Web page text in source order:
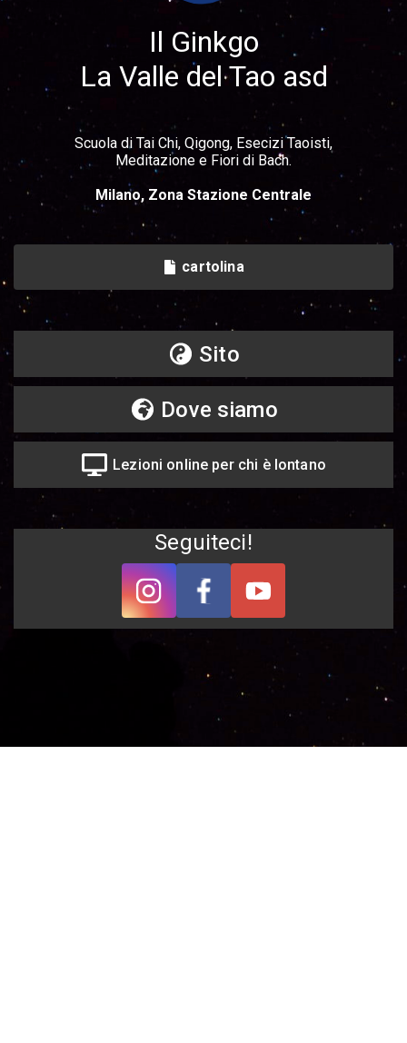
Il Ginkgo
La Valle del Tao asd
Scuola di Tai Chi, Qigong, Esecizi Taoisti,
Meditazione e Fiori di Bach.
Milano, Zona Stazione Centrale
cartolina
Sito
Dove siamo
Lezioni online per chi è lontano
Seguiteci!
Share on Linkedin
Share on Twitter
Share on WhatsApp
Share on Email
Copy url
Subscribe page